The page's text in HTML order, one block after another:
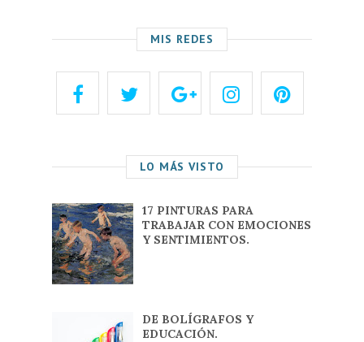
MIS REDES
LO MÁS VISTO
17 PINTURAS PARA
TRABAJAR CON EMOCIONES
Y SENTIMIENTOS.
DE BOLÍGRAFOS Y
EDUCACIÓN.